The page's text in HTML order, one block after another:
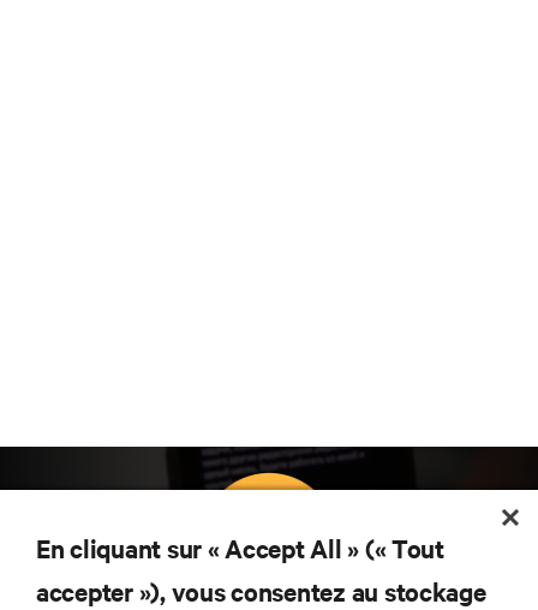
En cliquant sur « Accept All » (« Tout
accepter »), vous consentez au stockage